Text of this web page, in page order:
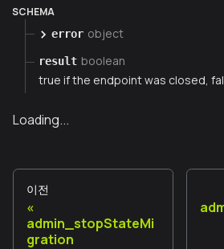
SCHEMA
error object
result boolean
true if the endpoint was closed,
Loading...
이전
admin_stopStateMi
gration